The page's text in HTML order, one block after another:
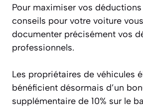
Pour maximiser vos
conseils pour votre voiture
documenter précisément vos
professionnels.
Les propriétaires de véhicules
bénéficient désormais d’un
supplémentaire de 10% sur le